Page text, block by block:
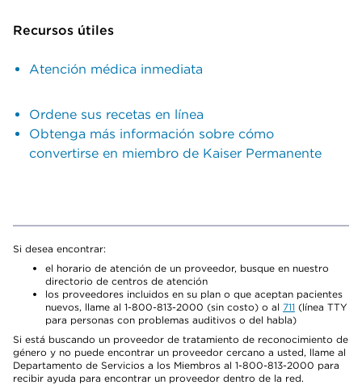
Recursos útiles
Atención médica inmediata
Ordene sus recetas en línea
Obtenga más información sobre cómo
convertirse en miembro de Kaiser Permanente
Si desea encontrar:
el horario de atención de un proveedor, busque en nuestro
directorio de centros de atención
los proveedores incluidos en su plan o que aceptan pacientes
nuevos, llame al 1-800-813-2000 (sin costo) o al 711 (línea TTY
para personas con problemas auditivos o del habla)
Si está buscando un proveedor de tratamiento de reconocimiento de
género y no puede encontrar un proveedor cercano a usted, llame al
Departamento de Servicios a los Miembros al 1-800-813-2000 para
recibir ayuda para encontrar un proveedor dentro de la red.